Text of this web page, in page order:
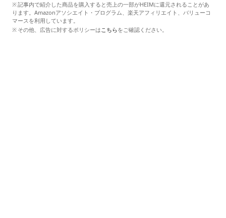
記事内で紹介した商品を購入すると売上の一部がHEIMに還元されることがあ
ります。Amazonアソシエイト・プログラム、楽天アフィリエイト、バリューコ
マースを利用しています。
その他、広告に対するポリシーはこちらをご確認ください。